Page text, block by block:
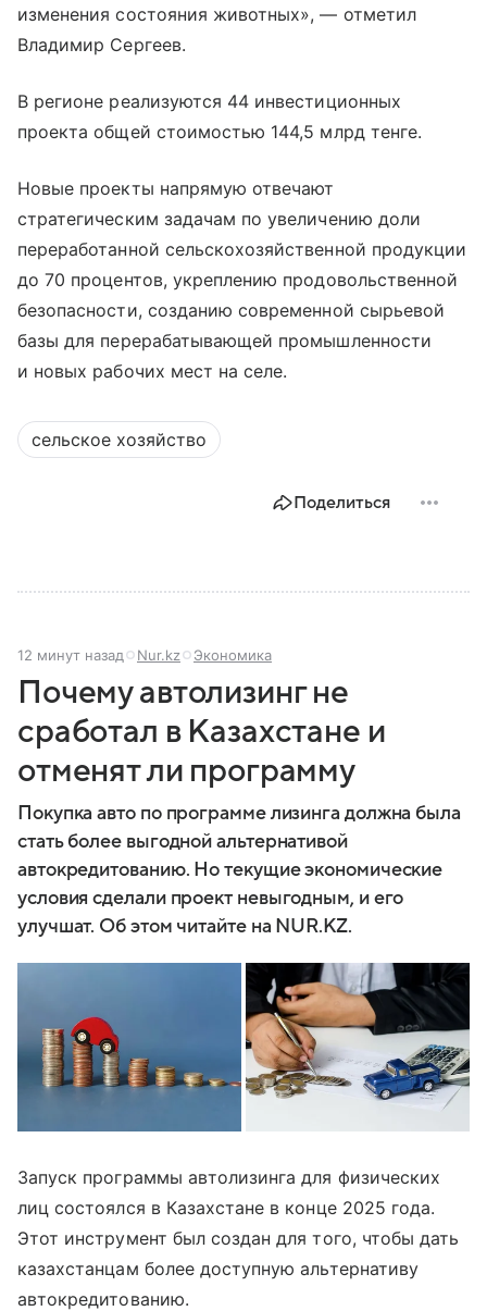
изменения состояния животных», — отметил
Владимир Сергеев.
В регионе реализуются 44 инвестиционных
проекта общей стоимостью 144,5 млрд тенге.
Новые проекты напрямую отвечают
стратегическим задачам по увеличению доли
переработанной сельскохозяйственной продукции
до 70 процентов, укреплению продовольственной
безопасности, созданию современной сырьевой
базы для перерабатывающей промышленности
и новых рабочих мест на селе.
сельское хозяйство
Поделиться
12 минут назад Nur.kz Экономика
Почему автолизинг не
сработал в Казахстане и
отменят ли программу
Покупка авто по программе лизинга должна была
стать более выгодной альтернативой
автокредитованию. Но текущие экономические
условия сделали проект невыгодным, и его
улучшат. Об этом читайте на NUR.KZ.
Запуск программы автолизинга для физических
лиц состоялся в Казахстане в конце 2025 года.
Этот инструмент был создан для того, чтобы дать
казахстанцам более доступную альтернативу
автокредитованию.